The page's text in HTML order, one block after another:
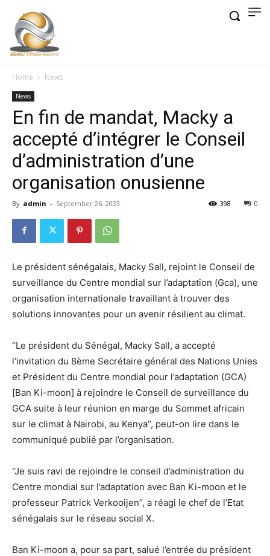
Home News
News
En fin de mandat, Macky a
accepté d’intégrer le Conseil
d’administration d’une
organisation onusienne
By admin - September 26, 2023 0
398
Le président sénégalais, Macky Sall, rejoint le Conseil de
surveillance du Centre mondial sur l’adaptation (Gca), une
organisation internationale travaillant à trouver des
solutions innovantes pour un avenir résilient au climat.
‘’Le président du Sénégal, Macky Sall, a accepté
l’invitation du 8ème Secrétaire général des Nations Unies
et Président du Centre mondial pour l’adaptation (GCA)
[Ban Ki-moon] à rejoindre le Conseil de surveillance du
GCA suite à leur réunion en marge du Sommet africain
sur le climat à Nairobi, au Kenya’’, peut-on lire dans le
communiqué publié par l’organisation.
‘’Je suis ravi de rejoindre le conseil d’administration du
Centre mondial sur l’adaptation avec Ban Ki-moon et le
professeur Patrick Verkooijen’’, a réagi le chef de l’Etat
sénégalais sur le réseau social X.
Ban Ki-moon a, pour sa part, salué l’entrée du président